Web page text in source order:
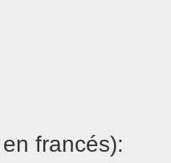
francés):